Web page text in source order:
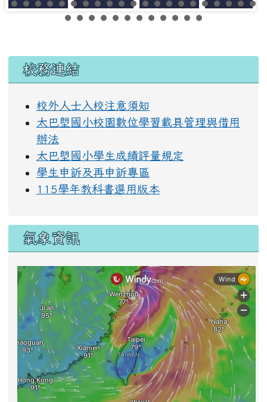
左邊區域內容
校務連結
校外人士入校注意須知
太巴塱國小校園數位學習載具管理與借用
辦法
太巴塱國小學生成績評量規定
學生申訴及再申訴專區
115學年教科書選用版本
氣象資訊